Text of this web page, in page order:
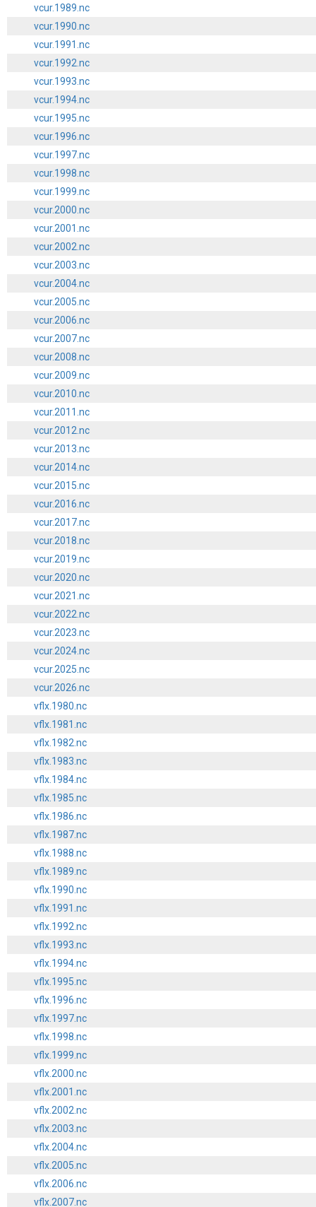
vcur.1989.nc
vcur.1990.nc
vcur.1991.nc
vcur.1992.nc
vcur.1993.nc
vcur.1994.nc
vcur.1995.nc
vcur.1996.nc
vcur.1997.nc
vcur.1998.nc
vcur.1999.nc
vcur.2000.nc
vcur.2001.nc
vcur.2002.nc
vcur.2003.nc
vcur.2004.nc
vcur.2005.nc
vcur.2006.nc
vcur.2007.nc
vcur.2008.nc
vcur.2009.nc
vcur.2010.nc
vcur.2011.nc
vcur.2012.nc
vcur.2013.nc
vcur.2014.nc
vcur.2015.nc
vcur.2016.nc
vcur.2017.nc
vcur.2018.nc
vcur.2019.nc
vcur.2020.nc
vcur.2021.nc
vcur.2022.nc
vcur.2023.nc
vcur.2024.nc
vcur.2025.nc
vcur.2026.nc
vflx.1980.nc
vflx.1981.nc
vflx.1982.nc
vflx.1983.nc
vflx.1984.nc
vflx.1985.nc
vflx.1986.nc
vflx.1987.nc
vflx.1988.nc
vflx.1989.nc
vflx.1990.nc
vflx.1991.nc
vflx.1992.nc
vflx.1993.nc
vflx.1994.nc
vflx.1995.nc
vflx.1996.nc
vflx.1997.nc
vflx.1998.nc
vflx.1999.nc
vflx.2000.nc
vflx.2001.nc
vflx.2002.nc
vflx.2003.nc
vflx.2004.nc
vflx.2005.nc
vflx.2006.nc
vflx.2007.nc